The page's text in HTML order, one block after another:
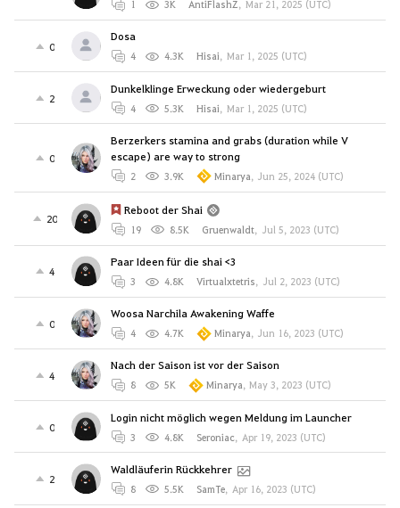
1 3K AntiFlashZ, Mar 21, 2025 (UTC)
0
Dosa
4 4.3K Hisai, Mar 1, 2025 (UTC)
2
Dunkelklinge Erweckung oder wiedergeburt
4 5.3K Hisai, Mar 1, 2025 (UTC)
0
Berzerkers stamina and grabs (duration while V
escape) are way to strong
2 3.9K Minarya, Jun 25, 2024 (UTC)
20
Reboot der Shai
19 8.5K Gruenwaldt, Jul 5, 2023 (UTC)
4
Paar Ideen für die shai <3
3 4.8K Virtualxtetris, Jul 2, 2023 (UTC)
0
Woosa Narchila Awakening Waffe
4 4.7K Minarya, Jun 16, 2023 (UTC)
4
Nach der Saison ist vor der Saison
8 5K Minarya, May 3, 2023 (UTC)
0
Login nicht möglich wegen Meldung im Launcher
3 4.8K Seroniac, Apr 19, 2023 (UTC)
2
Waldläuferin Rückkehrer
8 5.5K SamTe, Apr 16, 2023 (UTC)